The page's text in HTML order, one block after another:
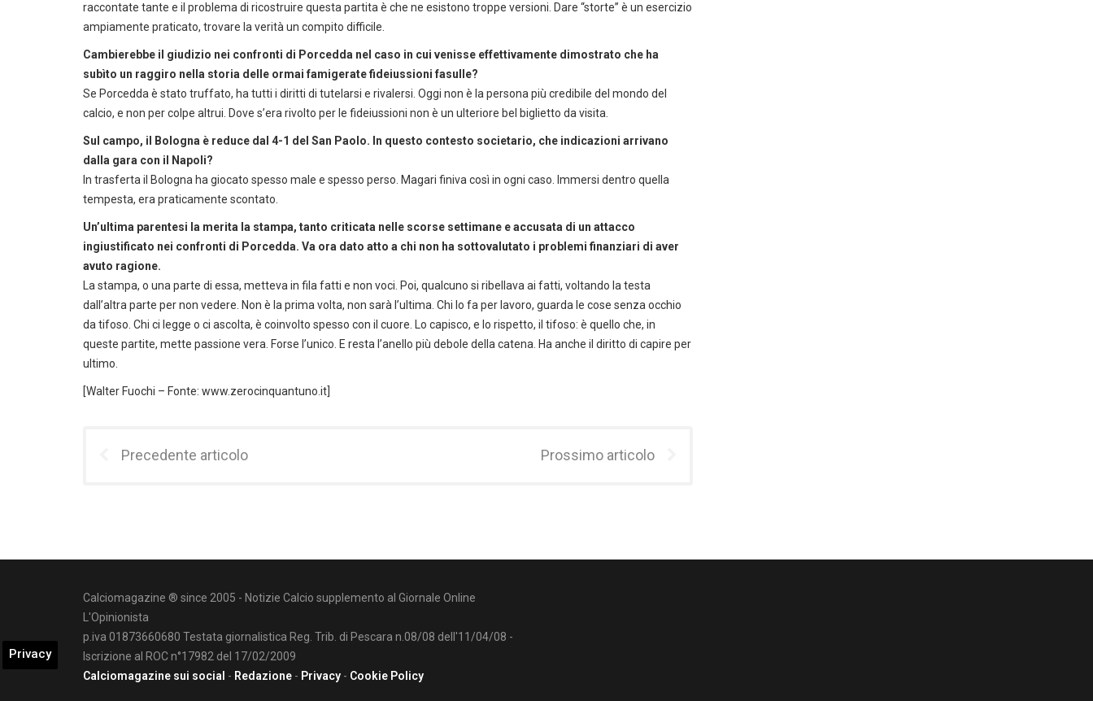
raccontate tante e il problema di ricostruire questa partita è che ne esistono troppe versioni. Dare “storte” è un esercizio
ampiamente praticato, trovare la verità un compito difficile.
Cambierebbe il giudizio nei confronti di Porcedda nel caso in cui venisse effettivamente dimostrato che ha
subìto un raggiro nella storia delle ormai famigerate fideiussioni fasulle?
Se Porcedda è stato truffato, ha tutti i diritti di tutelarsi e rivalersi. Oggi non è la persona più credibile del mondo del
calcio, e non per colpe altrui. Dove s’era rivolto per le fideiussioni non è un ulteriore bel biglietto da visita.
Sul campo, il Bologna è reduce dal 4-1 del San Paolo. In questo contesto societario, che indicazioni arrivano
dalla gara con il Napoli?
In trasferta il Bologna ha giocato spesso male e spesso perso. Magari finiva così in ogni caso. Immersi dentro quella
tempesta, era praticamente scontato.
Un’ultima parentesi la merita la stampa, tanto criticata nelle scorse settimane e accusata di un attacco
ingiustificato nei confronti di Porcedda. Va ora dato atto a chi non ha sottovalutato i problemi finanziari di aver
avuto ragione.
La stampa, o una parte di essa, metteva in fila fatti e non voci. Poi, qualcuno si ribellava ai fatti, voltando la testa
dall’altra parte per non vedere. Non è la prima volta, non sarà l’ultima. Chi lo fa per lavoro, guarda le cose senza occhio
da tifoso. Chi ci legge o ci ascolta, è coinvolto spesso con il cuore. Lo capisco, e lo rispetto, il tifoso: è quello che, in
queste partite, mette passione vera. Forse l’unico. E resta l’anello più debole della catena. Ha anche il diritto di capire per
ultimo.
[Walter Fuochi – Fonte: www.zerocinquantuno.it]
Precedente articolo Prossimo articolo
Calciomagazine ® since 2005 - Notizie Calcio supplemento al Giornale Online
L'Opinionista
p.iva 01873660680 Testata giornalistica Reg. Trib. di Pescara n.08/08 dell'11/04/08 -
Iscrizione al ROC n°17982 del 17/02/2009
Calciomagazine sui social - Redazione - Privacy - Cookie Policy
Privacy